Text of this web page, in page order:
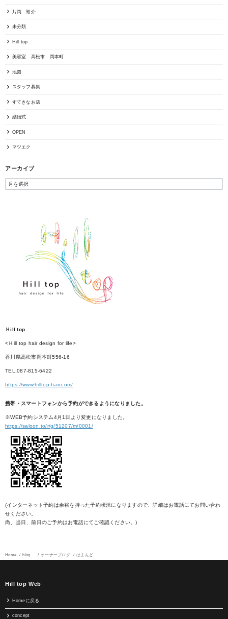
片岡 裕介
未分類
Hill top
美容室 高松市 岡本町
地図
スタッフ募集
すてきなお店
結婚式
OPEN
マツエク
アーカイブ
Ｈill top
<Ｈill top hair design for life>
香川県高松市岡本町556-16
TEL:087-815-6422
https://www.hilltop-hair.com/
携帯・スマートフォンから予約ができるようになりました。
※WEB予約システム4月1日より変更になりました。
https://saloon.to/r/g/51207/m/0001/
(インターネット予約は余裕を持った予約状況になりますので、詳細はお電話にてお問い合わ
せください。
尚、当日、前日のご予約はお電話にてご確認ください。)
Home blog オーナーブログ はまんど
Hill top Web
Homeに戻る
concept